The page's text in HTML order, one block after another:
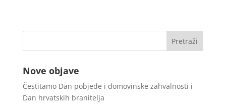
Nove objave
Čestitamo Dan pobjede i domovinske zahvalnosti i
Dan hrvatskih branitelja